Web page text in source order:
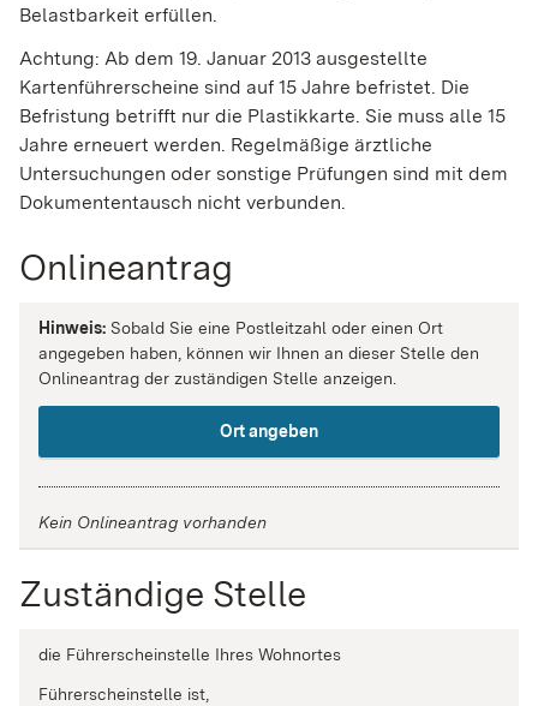
Belastbarkeit erfüllen.
Achtung: Ab dem 19. Januar 2013 ausgestellte
Kartenführerscheine sind auf 15 Jahre befristet. Die
Befristung betrifft nur die Plastikkarte. Sie muss alle 15
Jahre erneuert werden. Regelmäßige ärztliche
Untersuchungen oder sonstige Prüfungen sind mit dem
Dokumententausch nicht verbunden.
Onlineantrag
Hinweis: Sobald Sie eine Postleitzahl oder einen Ort
angegeben haben, können wir Ihnen an dieser Stelle den
Onlineantrag der zuständigen Stelle anzeigen.
Ort angeben
Kein Onlineantrag vorhanden
Zuständige Stelle
die Führerscheinstelle Ihres Wohnortes
Führerscheinstelle ist,